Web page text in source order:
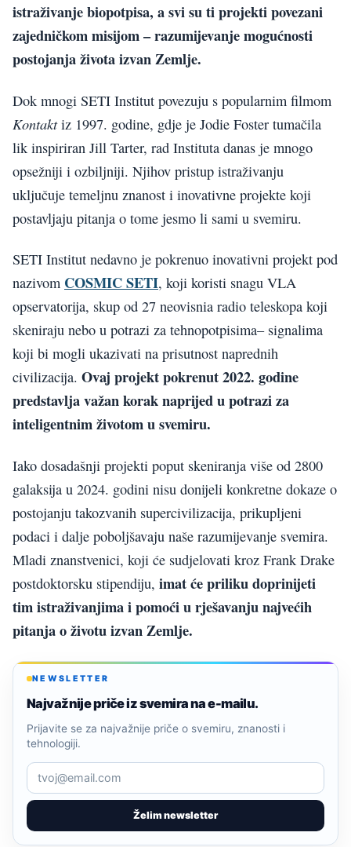
istraživanje biopotpisa, a svi su ti projekti povezani
zajedničkom misijom – razumijevanje mogućnosti
postojanja života izvan Zemlje.
Dok mnogi SETI Institut povezuju s popularnim filmom
Kontaktiz 1997. godine, gdje je Jodie Foster tumačila
lik inspiriran Jill Tarter, rad Instituta danas je mnogo
opsežniji i ozbiljniji. Njihov pristup istraživanju
uključuje temeljnu znanost i inovativne projekte koji
postavljaju pitanja o tome jesmo li sami u svemiru.
SETI Institut nedavno je pokrenuo inovativni projekt pod
nazivom COSMIC SETI, koji koristi snagu VLA
opservatorija, skup od 27 neovisnia radio teleskopa koji
skeniraju nebo u potrazi za tehnopotpisima– signalima
koji bi mogli ukazivati na prisutnost naprednih
civilizacija. Ovaj projekt pokrenut 2022. godine
predstavlja važan korak naprijed u potrazi za
inteligentnim životom u svemiru.
Iako dosadašnji projekti poput skeniranja više od 2800
galaksija u 2024. godini nisu donijeli konkretne dokaze o
postojanju takozvanih supercivilizacija, prikupljeni
podaci i dalje poboljšavaju naše razumijevanje svemira.
Mladi znanstvenici, koji će sudjelovati kroz Frank Drake
postdoktorsku stipendiju, imat će priliku doprinijeti
tim istraživanjima i pomoći u rješavanju najvećih
pitanja o životu izvan Zemlje.
NEWSLETTER
Najvažnije priče iz svemira na e-mailu.
Želim newsletter
Prijavite se za najvažnije priče o svemiru, znanosti i
tehnologiji.